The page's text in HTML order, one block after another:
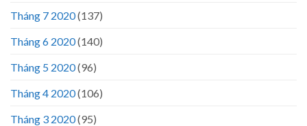
Tháng 7 2020(137)
Tháng 6 2020(140)
Tháng 5 2020(96)
Tháng 4 2020(106)
Tháng 3 2020(95)